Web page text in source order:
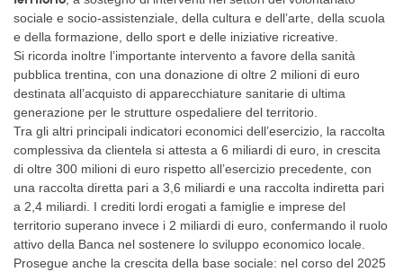
sociale e socio-assistenziale, della cultura e dell’arte, della scuola
e della formazione, dello sport e delle iniziative ricreative.
Si ricorda inoltre l’importante intervento a favore della sanità
pubblica trentina, con una donazione di oltre 2 milioni di euro
destinata all’acquisto di apparecchiature sanitarie di ultima
generazione per le strutture ospedaliere del territorio.
Tra gli altri principali indicatori economici dell’esercizio, la raccolta
complessiva da clientela si attesta a 6 miliardi di euro, in crescita
di oltre 300 milioni di euro rispetto all’esercizio precedente, con
una raccolta diretta pari a 3,6 miliardi e una raccolta indiretta pari
a 2,4 miliardi. I crediti lordi erogati a famiglie e imprese del
territorio superano invece i 2 miliardi di euro, confermando il ruolo
attivo della Banca nel sostenere lo sviluppo economico locale.
Prosegue anche la crescita della base sociale: nel corso del 2025